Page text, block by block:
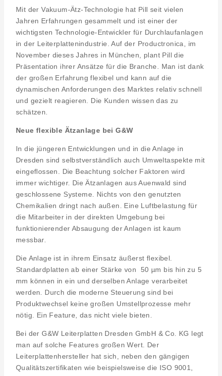
Mit der Vakuum-Ätz-Technologie hat Pill seit vielen
Jahren Erfahrungen gesammelt und ist einer der
wichtigsten Technologie-Entwickler für Durchlaufanlagen
in der Leiterplattenindustrie. Auf der Productronica, im
November dieses Jahres in München, plant Pill die
Präsentation ihrer Ansätze für die Branche. Man ist dank
der großen Erfahrung flexibel und kann auf die
dynamischen Anforderungen des Marktes relativ schnell
und gezielt reagieren. Die Kunden wissen das zu
schätzen.
Neue flexible Ätzanlage bei G&W
In die jüngeren Entwicklungen und in die Anlage in
Dresden sind selbstverständlich auch Umweltaspekte mit
eingeflossen. Die Beachtung solcher Faktoren wird
immer wichtiger. Die Ätzanlagen aus Auenwald sind
geschlossene Systeme. Nichts von den genutzten
Chemikalien dringt nach außen. Eine Luftbelastung für
die Mitarbeiter in der direkten Umgebung bei
funktionierender Absaugung der Anlagen ist kaum
messbar.
Die Anlage ist in ihrem Einsatz äußerst flexibel.
Standardplatten ab einer Stärke von 50 µm bis hin zu 5
mm können in ein und derselben Anlage verarbeitet
werden. Durch die moderne Steuerung sind bei
Produktwechsel keine großen Umstellprozesse mehr
nötig. Ein Feature, das nicht viele bieten.
Bei der G&W Leiterplatten Dresden GmbH & Co. KG legt
man auf solche Features großen Wert. Der
Leiterplattenhersteller hat sich, neben den gängigen
Qualitätszertifikaten wie beispielsweise die ISO 9001,